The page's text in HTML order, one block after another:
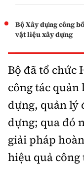
Bộ Xây dựng công
vật liệu xây dựng
Bộ đã tổ chức
công tác
dựng, quản lý
dựng; qua đó
giải pháp
hiệu quả